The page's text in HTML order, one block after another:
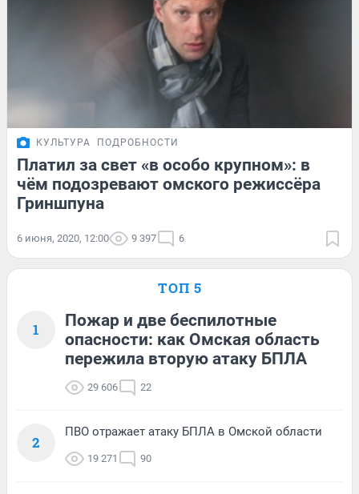
КУЛЬТУРА ПОДРОБНОСТИ
Платил за свет «в особо крупном»: в
чём подозревают омского режиссёра
Гриншпуна
6 июня, 2020, 12:00 9 397 6
ТОП 5
1
Пожар и две беспилотные
опасности: как Омская область
пережила вторую атаку БПЛА
29 606 22
2
ПВО отражает атаку БПЛА в Омской области
19 271 90